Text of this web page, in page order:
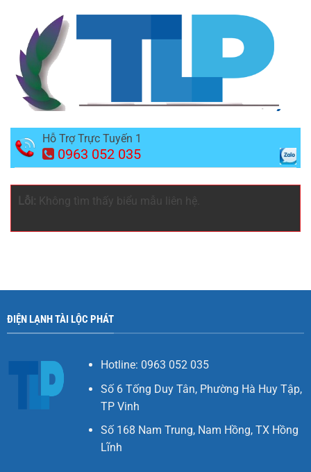
Hỗ Trợ Trực Tuyến 1
0963 052 035
Lỗi: Không tìm thấy biểu mẫu liên hệ.
ĐIỆN LẠNH TÀI LỘC PHÁT
Hotline: 0963 052 035
Số 6 Tống Duy Tân, Phường Hà Huy Tập,
TP Vinh
Số 168 Nam Trung, Nam Hồng, TX Hồng
Lĩnh